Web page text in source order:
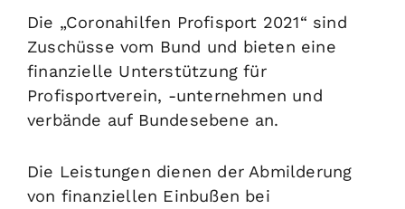
Die „Coronahilfen Profisport 2021“ sind
Zuschüsse vom Bund und bieten eine
finanzielle Unterstützung für
Profisportverein, -unternehmen und
verbände auf Bundesebene an.
Die Leistungen dienen der Abmilderung
von finanziellen Einbußen bei